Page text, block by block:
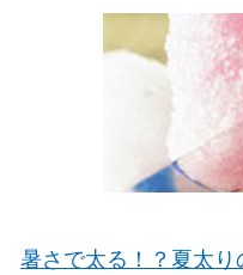
暑さで太る！？夏太り